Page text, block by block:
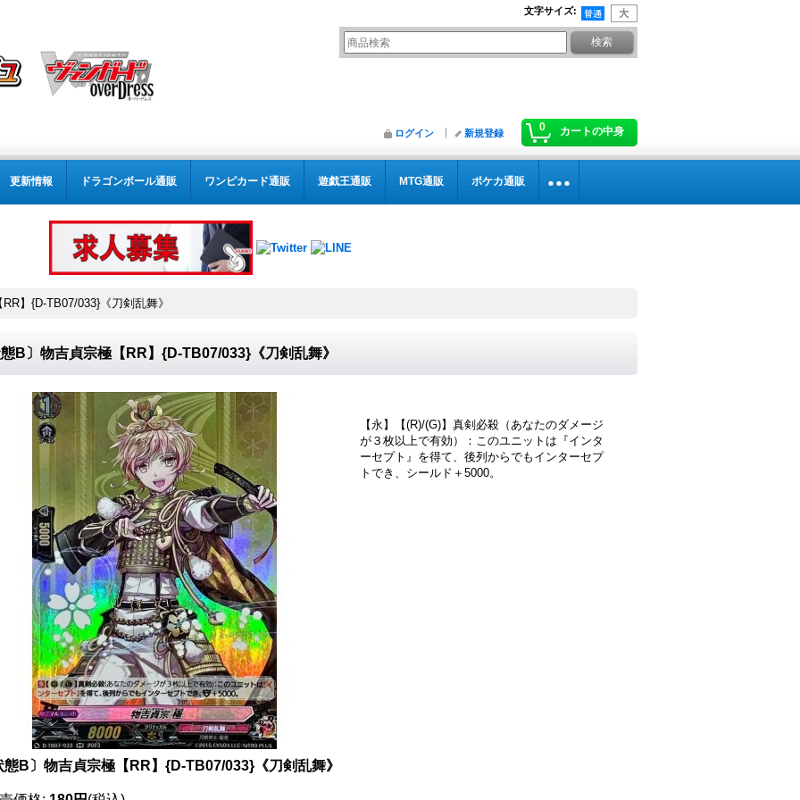
文字サイズ:
0 カートの中身
ログイン 新規登録
更新情報 ドラゴンボール通販 ワンピカード通販 遊戯王通販 MTG通販 ポケカ通販
】{D-TB07/033}《刀剣乱舞》
B〕物吉貞宗極【RR】{D-TB07/033}《刀剣乱舞》
【永】【(R)/(G)】真剣必殺（あなたのダメージ
が３枚以上で有効）：このユニットは『インタ
ーセプト』を得て、後列からでもインターセプ
トでき、シールド＋5000。
態B〕物吉貞宗極【RR】{D-TB07/033}《刀剣乱舞》